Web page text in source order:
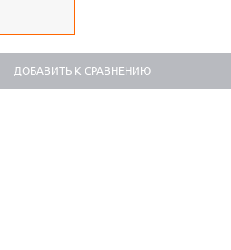
ДОБАВИТЬ К СРАВНЕНИЮ